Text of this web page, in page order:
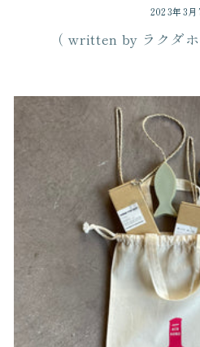
2023年3月
（ written by ラクダ